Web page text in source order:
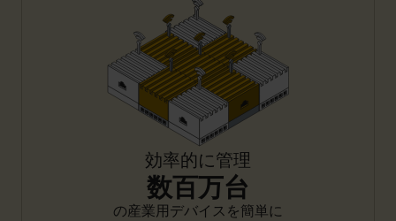
効率的に管理
数百万台
の産業用デバイスを簡単に